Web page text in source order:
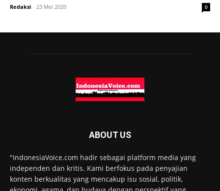
Redaksi - 23 Mei 2020 0
ABOUT US
"IndonesiaVoice.com hadir sebagai platform media yang
independen dan kritis. Kami berfokus pada penyajian
konten berkualitas yang mencakup isu sosial, politik,